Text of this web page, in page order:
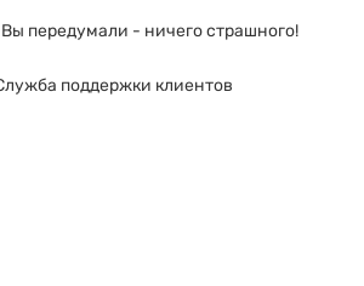
Вы передумали - ничего страшного!
поддержки клиентов